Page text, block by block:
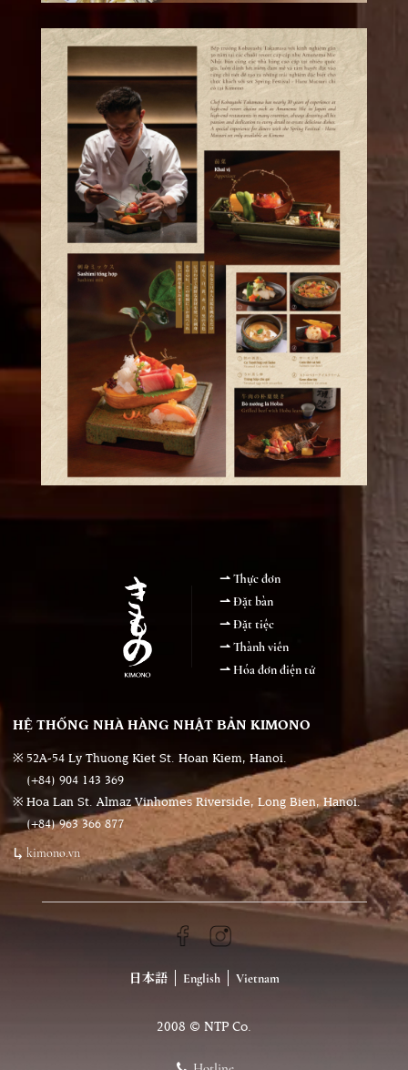
Thực đơn
Đặt bàn
Đặt tiệc
Thành viên
Hóa đơn điện tử
HỆ THỐNG NHÀ HÀNG NHẬT BẢN KIMONO
52A-54 Ly Thuong Kiet St. Hoan Kiem, Hanoi.
(+84) 904 143 369
Hoa Lan St. Almaz Vinhomes Riverside, Long Bien, Hanoi.
(+84) 963 366 877
kimono.vn
日本語 English Vietnam
2008 © NTP Co.